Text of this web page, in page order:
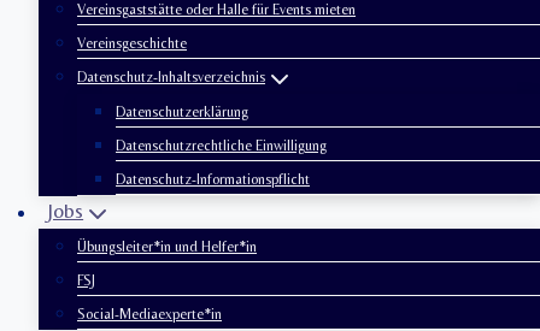
Vereinsgaststätte oder Halle für Events mieten
Vereinsgeschichte
Datenschutz-Inhaltsverzeichnis
Datenschutzerklärung
Datenschutzrechtliche Einwilligung
Datenschutz-Informationspflicht
Jobs
Übungsleiter*in und Helfer*in
FSJ
Social-Mediaexperte*in